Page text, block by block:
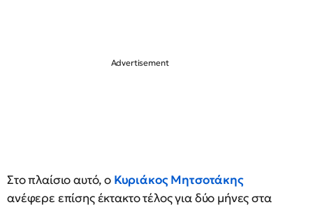
Στο πλαίσιο αυτό, ο Κυριάκος Μητσοτάκης
ανέφερε επίσης έκτακτο τέλος για δύο μήνες στα